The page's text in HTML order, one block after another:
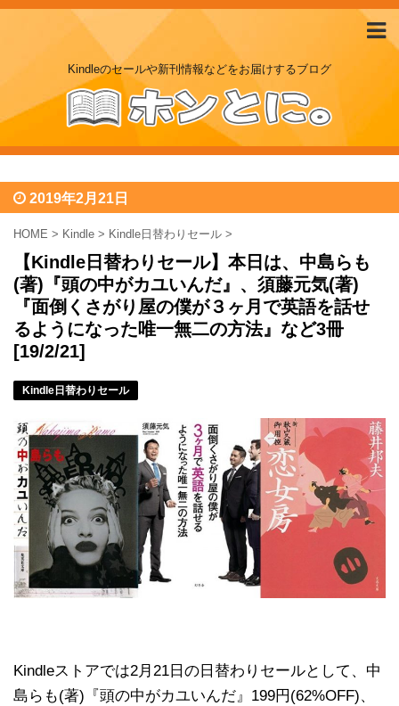
Kindleのセールや新刊情報などをお届けするブログ
2019年2月21日
HOME > Kindle > Kindle日替わりセール >
【Kindle日替わりセール】本日は、中島らも
(著)『頭の中がカユいんだ』、須藤元気(著)
『面倒くさがり屋の僕が３ヶ月で英語を話せ
るようになった唯一無二の方法』など3冊
[19/2/21]
Kindle日替わりセール
Kindleストアでは2月21日の日替わりセールとして、中
島らも(著)『頭の中がカユいんだ』199円(62%OFF)、